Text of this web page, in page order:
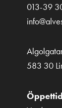
013-39
583 30